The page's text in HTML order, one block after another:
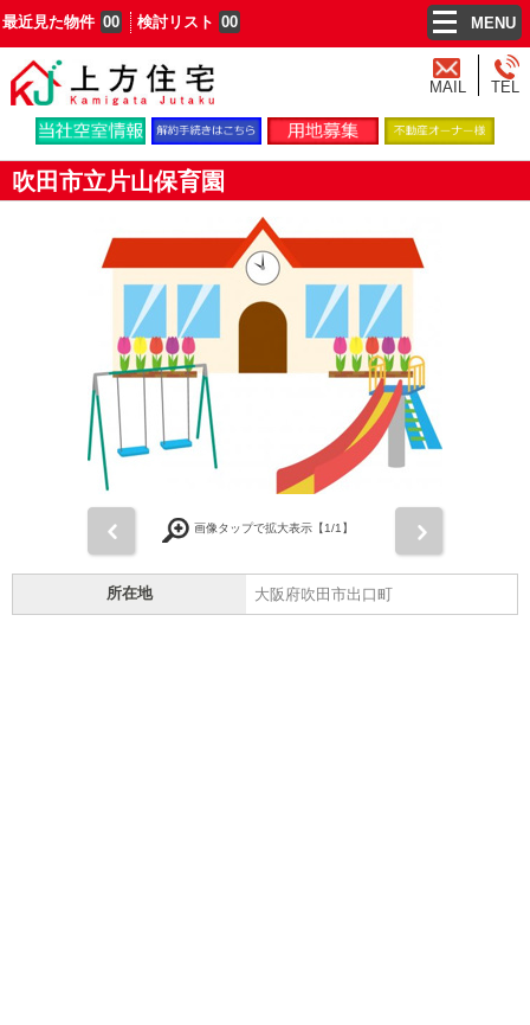
最近見た物件 00 検討リスト 00 MENU
MAIL TEL
吹田市立片山保育園
画像タップで拡大表示【1/1】
所在地 大阪府吹田市出口町